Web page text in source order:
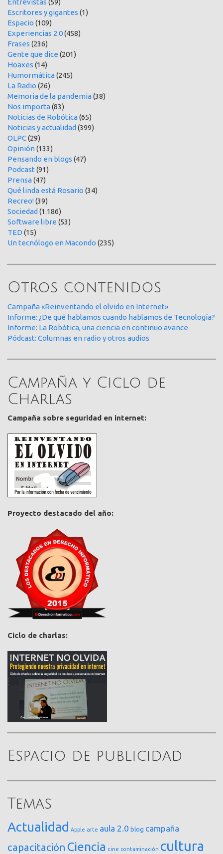
Entrevistas (59)
Escritores y gigantes (1)
Espacio (109)
Experiencias 2.0(458)
Frases (236)
Gente que dice (201)
Hoaxes (14)
Humormática(245)
La Radio (26)
Memoria de la pandemia(38)
Nos importa(83)
Noticias de Robótica(65)
Noticias y actualidad (399)
OLPC(29)
Opinión(133)
Pensando en blogs (47)
Podcast (91)
Prensa(47)
Qué linda está Rosario (34)
Recreo!(39)
Sociedad (1.186)
Software libre (53)
TED (15)
Un tecnólogo en Macondo (235)
Otros contenidos
Campaña «Reinventando el olvido en Internet»
Informe: ¿De qué hablamos cuando hablamos de Tecnología?
Informe: La Robótica, una ciencia en continuo avance
Pódcast: Columnas en radio y otros audios
Campaña y Ciclo de
Charlas
Campaña sobre seguridad en internet:
Proyecto destacado del año:
Ciclo de charlas:
Espacio de publicidad
Temas
Actualidad Apple arte aula 2.0 blog campaña
capacitación Ciencia cine contaminación cultura